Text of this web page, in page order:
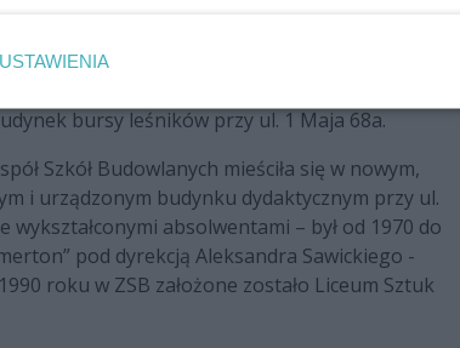
zawodowego w Polsce nastąpił podział
jednostki: Technikum Mechaniczne,
musiało się wyprowadzić z ul. Kościuszki –
bursy leśników przy ul. 1 Maja 68a.
Szkół Budowlanych mieściła się w nowym,
i urządzonym budynku dydaktycznym przy ul.
wykształconymi absolwentami – był od 1970 do
pod dyrekcją Aleksandra Sawickiego -
roku w ZSB założone zostało Liceum Sztuk
USTAWIENIA